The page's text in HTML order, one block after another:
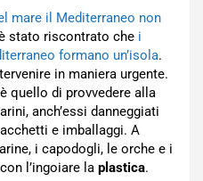
mare il Mediterraneo non
stato riscontrato che i
formano un’isola.
in maniera urgente.
quello di provvedere alla
anch’essi danneggiati
e imballaggi. A
i capodogli, le orche e i
l’ingoiare la plastica.